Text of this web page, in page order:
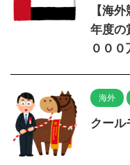
【海
年度の
０００
海外
クール